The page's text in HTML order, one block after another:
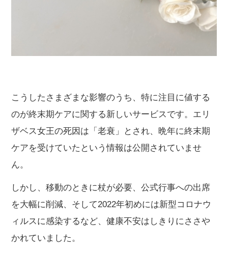
こうしたさまざまな影響のうち、特に注目に値する
のが終末期ケアに関する新しいサービスです。エリ
ザベス女王の死因は「老衰」とされ、晩年に終末期
ケアを受けていたという情報は公開されていませ
ん。
しかし、移動のときに杖が必要、公式行事への出席
を大幅に削減、そして2022年初めには新型コロナウ
ィルスに感染するなど、健康不安はしきりにささや
かれていました。